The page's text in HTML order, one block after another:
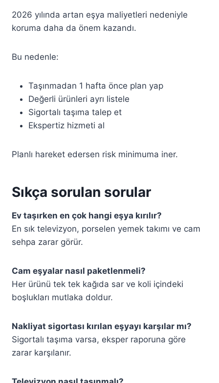
2026 yılında artan eşya maliyetleri nedeniyle
koruma daha da önem kazandı.
Bu nedenle:
Taşınmadan 1 hafta önce plan yap
Değerli ürünleri ayrı listele
Sigortalı taşıma talep et
Ekspertiz hizmeti al
Planlı hareket edersen risk minimuma iner.
Sıkça sorulan sorular
Ev taşırken en çok hangi eşya kırılır?
En sık televizyon, porselen yemek takımı ve cam
sehpa zarar görür.
Cam eşyalar nasıl paketlenmeli?
Her ürünü tek tek kağıda sar ve koli içindeki
boşlukları mutlaka doldur.
Nakliyat sigortası kırılan eşyayı karşılar mı?
Sigortalı taşıma varsa, eksper raporuna göre
zarar karşılanır.